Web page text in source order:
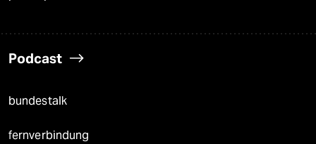
Podcast
bundestalk
fernverbindung